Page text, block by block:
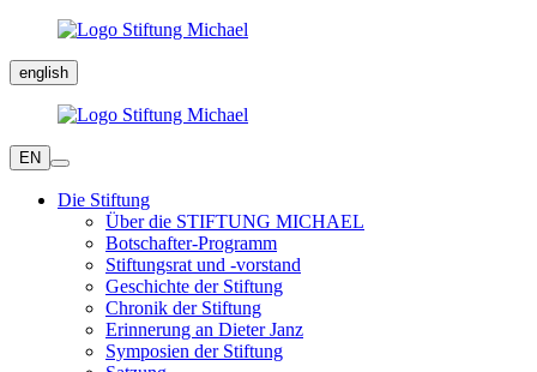
english
EN
Die Stiftung
Über die STIFTUNG MICHAEL
Botschafter-Programm
Stiftungsrat und -vorstand
Geschichte der Stiftung
Chronik der Stiftung
Erinnerung an Dieter Janz
Symposien der Stiftung